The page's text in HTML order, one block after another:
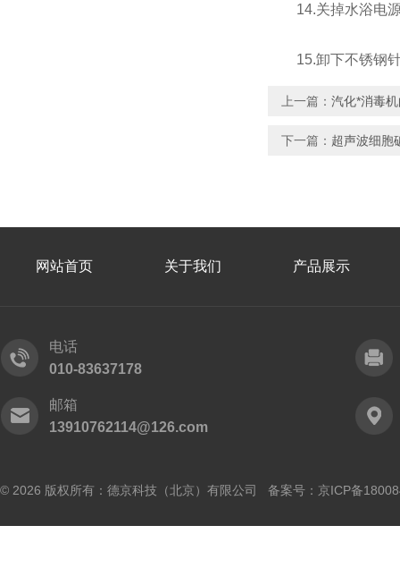
14.关掉水浴电
15.卸下不锈钢
上一篇： 汽化*消毒
下一篇： 超声波细胞
网站首页 关于我们 产品展示
电话
010-83637178
邮箱
13910762114@126.com
© 2026 版权所有：德京科技（北京）有限公司 备案号： 京ICP备